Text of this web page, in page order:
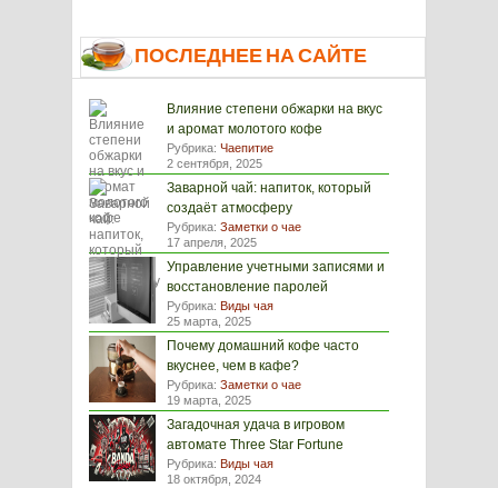
ПОСЛЕДНЕЕ НА САЙТЕ
Влияние степени обжарки на вкус
и аромат молотого кофе
Рубрика: Чаепитие
2 сентября, 2025
Заварной чай: напиток, который
создаёт атмосферу
Рубрика: Заметки о чае
17 апреля, 2025
Управление учетными записями и
восстановление паролей
Рубрика: Виды чая
25 марта, 2025
Почему домашний кофе часто
вкуснее, чем в кафе?
Рубрика: Заметки о чае
19 марта, 2025
Загадочная удача в игровом
автомате Three Star Fortune
Рубрика: Виды чая
18 октября, 2024